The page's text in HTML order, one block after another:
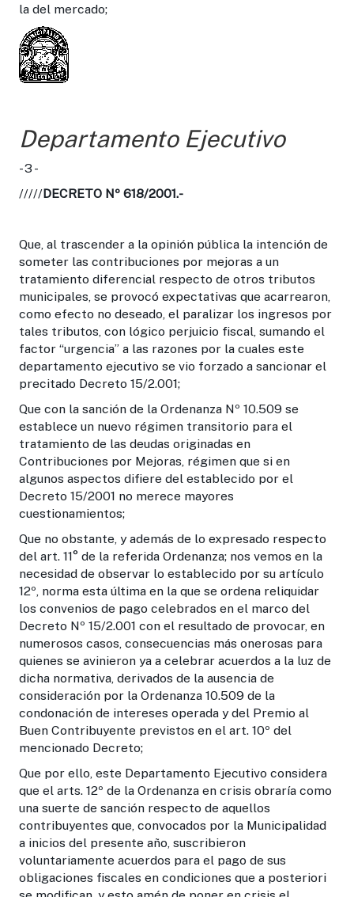
la del mercado;
Departamento Ejecutivo
- 3 -
/////DECRETO Nº 618/2001.-
Que, al trascender a la opinión pública la intención de
someter las contribuciones por mejoras a un
tratamiento diferencial respecto de otros tributos
municipales, se provocó expectativas que acarrearon,
como efecto no deseado, el paralizar los ingresos por
tales tributos, con lógico perjuicio fiscal, sumando el
factor “urgencia” a las razones por la cuales este
departamento ejecutivo se vio forzado a sancionar el
precitado Decreto 15/2.001;
Que con la sanción de la Ordenanza Nº 10.509 se
establece un nuevo régimen transitorio para el
tratamiento de las deudas originadas en
Contribuciones por Mejoras, régimen que si en
algunos aspectos difiere del establecido por el
Decreto 15/2001 no merece mayores
cuestionamientos;
Que no obstante, y además de lo expresado respecto
del art. 11° de la referida Ordenanza; nos vemos en la
necesidad de observar lo establecido por su artículo
12º, norma esta última en la que se ordena reliquidar
los convenios de pago celebrados en el marco del
Decreto Nº 15/2.001 con el resultado de provocar, en
numerosos casos, consecuencias más onerosas para
quienes se avinieron ya a celebrar acuerdos a la luz de
dicha normativa, derivados de la ausencia de
consideración por la Ordenanza 10.509 de la
condonación de intereses operada y del Premio al
Buen Contribuyente previstos en el art. 10º del
mencionado Decreto;
Que por ello, este Departamento Ejecutivo considera
que el arts. 12º de la Ordenanza en crisis obraría como
una suerte de sanción respecto de aquellos
contribuyentes que, convocados por la Municipalidad
a inicios del presente año, suscribieron
voluntariamente acuerdos para el pago de sus
obligaciones fiscales en condiciones que a posteriori